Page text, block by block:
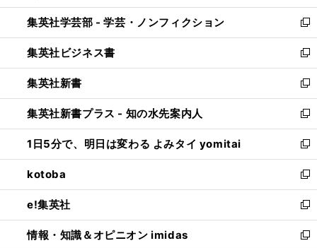
開
く
ウ
で
開
く
ン
ド
ウ
で
開
く
ウ
ィ
ン
ド
ウ
で
開
く
集英社学芸部 - 学芸・ノンフィクション
新
し
い
ウ
ィ
ン
ド
ウ
で
開
く
集英社ビジネス書
新
し
い
ウ
ィ
ン
ド
ウ
で
開
く
集英社新書
新
し
い
ウ
ィ
ン
ド
ウ
で
開
く
集英社新書プラス - 知の水先案内人
新
し
い
ウ
ィ
ン
ド
ウ
で
1日5分で、明日は変わる よみタイ yomitai
新
し
い
ウ
ィ
ン
ド
kotoba
新
し
い
ウ
ィ
e!集英社
新
し
い
情報・知識＆オピニオン imidas
新